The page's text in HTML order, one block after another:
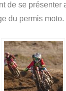
de se présenter
du permis moto.